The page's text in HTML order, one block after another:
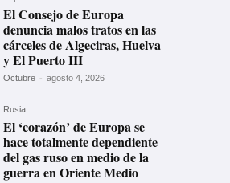
El Consejo de Europa
denuncia malos tratos en las
cárceles de Algeciras, Huelva
y El Puerto III
Octubre - agosto 4, 2026
Rusia
El ‘corazón’ de Europa se
hace totalmente dependiente
del gas ruso en medio de la
guerra en Oriente Medio